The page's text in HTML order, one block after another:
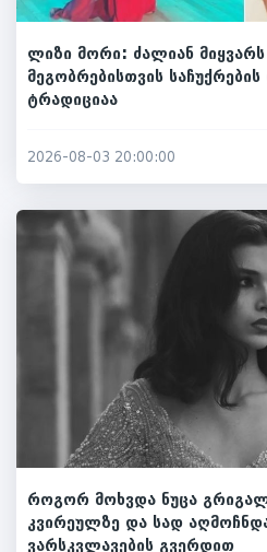
ლიზი მორი: ძალიან
მეგობრებისთვის
ტრადიციაა
2026-08-03 20:00:00
როგორ მოხვდა ნუცა
კვირეულზე და სად
ვარსკვლავების გვერდით